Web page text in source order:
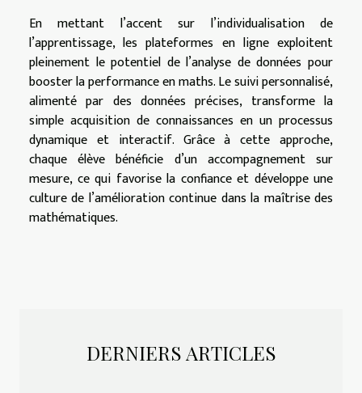
En mettant l’accent sur l’individualisation de
l’apprentissage, les plateformes en ligne exploitent
pleinement le potentiel de l’analyse de données pour
booster la performance en maths. Le suivi personnalisé,
alimenté par des données précises, transforme la
simple acquisition de connaissances en un processus
dynamique et interactif. Grâce à cette approche,
chaque élève bénéficie d’un accompagnement sur
mesure, ce qui favorise la confiance et développe une
culture de l’amélioration continue dans la maîtrise des
mathématiques.
DERNIERS ARTICLES